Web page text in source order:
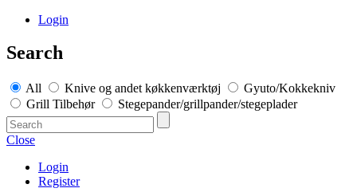
Login
Search
All Knive og andet køkkenværktøj
Gyuto/Kokkekniv
Grill Tilbehør
Stegepander/grillpander/stegeplader
Close
Login
Register